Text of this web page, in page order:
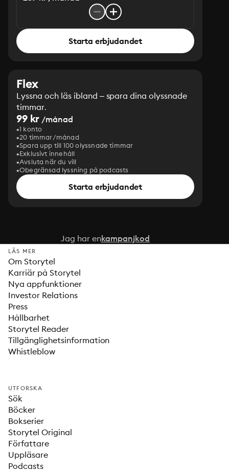
Starta erbjudandet
Flex
Lyssna och läs ibland – spara dina olyssnade
timmar.
99 kr /månad
1 konto
20 timmar/månad
Spara upp till 100 olyssnade timmar
Exklusivt innehåll
Avsluta när du vill
Obegränsad lyssning på podcasts
Starta erbjudandet
Jag har enkampanjkod
LÄS MER
Om Storytel
Karriär på Storytel
Nya appfunktioner
Investor Relations
Press
Hållbarhet
Storytel Reader
Tillgänglighetsinformation
Whistleblow
UTFORSKA
Sök
Böcker
Bokserier
Storytel Original
Författare
Uppläsare
Podcasts